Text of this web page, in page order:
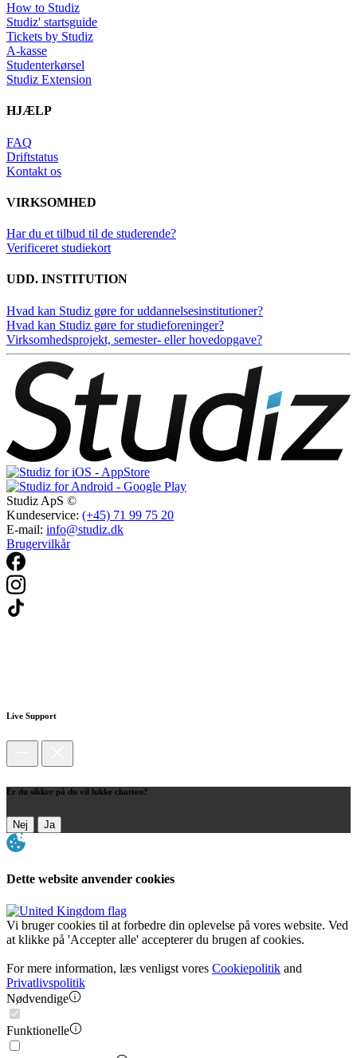
How to Studiz
Studiz' startsguide
Tickets by Studiz
A-kasse
Studenterkørsel
Studiz Extension
HJÆLP
FAQ
Driftstatus
Kontakt os
VIRKSOMHED
Har du et tilbud til de studerende?
Verificeret studiekort
UDD. INSTITUTION
Hvad kan Studiz gøre for uddannelsesinstitutioner?
Hvad kan Studiz gøre for studieforeninger?
Virksomhedsprojekt, semester- eller hovedopgave?
Studiz ApS ©
Kundeservice: (+45) 71 99 75 20
E-mail: info@studiz.dk
Brugervilkår
Live Support
Er du sikker på du vil lukke chatten?
Nej Ja
Dette website anvender cookies
Vi bruger cookies til at forbedre din oplevelse på vores website. Ved
at klikke på 'Accepter alle' accepterer du brugen af cookies.
For mere information, læs venligst vores Cookiepolitik and
Privatlivspolitik
Nødvendige
Funktionelle